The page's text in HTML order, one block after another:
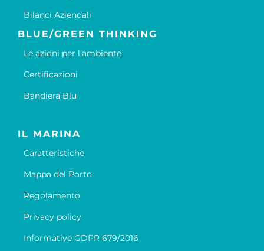
Bilanci Aziendali
BLUE/GREEN THINKING
Le azioni per l’ambiente
Certificazioni
Bandiera Blu
IL MARINA
Caratteristiche
Mappa del Porto
Regolamento
Privacy policy
Informative GDPR 679/2016